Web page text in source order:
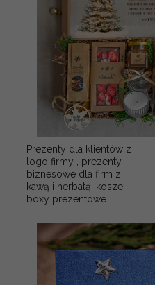
Prezenty dla klientów z
logo firmy , prezenty
biznesowe dla firm z
kawą i herbatą, kosze
boxy prezentowe